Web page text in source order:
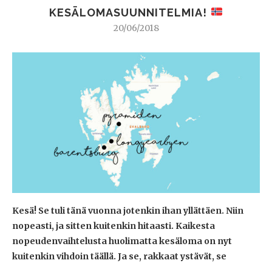
KESÄLOMASUUNNITELMIA!
20/06/2018
Kesä! Se tuli tänä vuonna jotenkin ihan yllättäen. Niin
nopeasti, ja sitten kuitenkin hitaasti. Kaikesta
nopeudenvaihtelusta huolimatta kesäloma on nyt
kuitenkin vihdoin täällä. Ja se, rakkaat ystävät, se